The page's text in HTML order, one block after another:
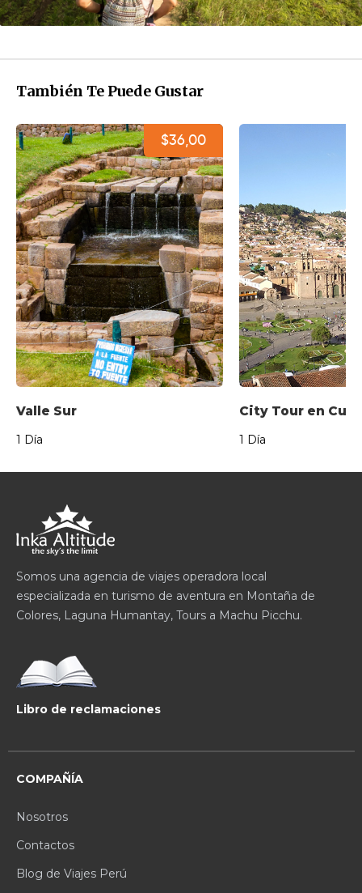
También Te Puede Gustar
$36,00
Valle Sur
1 Día
City Tour en
1 Día
Somos una agencia de viajes operadora local
especializada en turismo de aventura en Montaña de
Colores, Laguna Humantay, Tours a Machu Picchu.
Libro de reclamaciones
COMPAÑÍA
Nosotros
Contactos
Blog de Viajes Perú